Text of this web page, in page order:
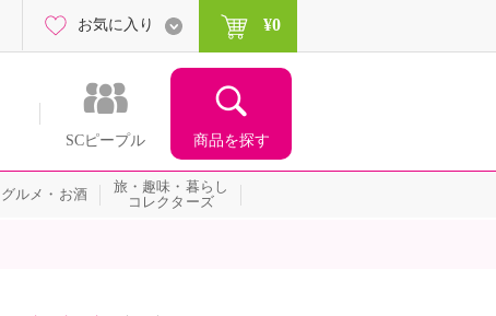
SCピープル 商品を探す
お気に入り ¥0
グルメ・お酒
旅・趣味・暮らし
コレクターズ